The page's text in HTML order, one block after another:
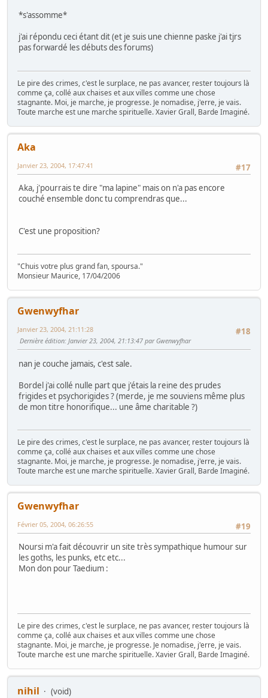
*s'assomme*
j'ai répondu ceci étant dit (et je suis une chienne paske j'ai tjrs
pas forwardé les débuts des forums)
Le pire des crimes, c'est le surplace, ne pas avancer, rester toujours là
comme ça, collé aux chaises et aux villes comme une chose
stagnante. Moi, je marche, je progresse. Je nomadise, j'erre, je vais.
Toute marche est une marche spirituelle. Xavier Grall, Barde Imaginé.
Aka
#17
Janvier 23, 2004, 17:47:41
Aka, j'pourrais te dire "ma lapine" mais on n'a pas encore
couché ensemble donc tu comprendras que...
C'est une proposition?
"Chuis votre plus grand fan, spoursa."
Monsieur Maurice, 17/04/2006
Gwenwyfhar
#18
Janvier 23, 2004, 21:11:28
Dernière édition: Janvier 23, 2004, 21:13:47 par Gwenwyfhar
nan je couche jamais, c'est sale.
Bordel j'ai collé nulle part que j'étais la reine des prudes
frigides et psychorigides ? (merde, je me souviens même plus
de mon titre honorifique... une âme charitable ?)
Le pire des crimes, c'est le surplace, ne pas avancer, rester toujours là
comme ça, collé aux chaises et aux villes comme une chose
stagnante. Moi, je marche, je progresse. Je nomadise, j'erre, je vais.
Toute marche est une marche spirituelle. Xavier Grall, Barde Imaginé.
Gwenwyfhar
#19
Février 05, 2004, 06:26:55
Noursi m'a fait découvrir un site très sympathique humour sur
les goths, les punks, etc etc...
Mon don pour Taedium :
Le pire des crimes, c'est le surplace, ne pas avancer, rester toujours là
comme ça, collé aux chaises et aux villes comme une chose
stagnante. Moi, je marche, je progresse. Je nomadise, j'erre, je vais.
Toute marche est une marche spirituelle. Xavier Grall, Barde Imaginé.
nihil
(void)